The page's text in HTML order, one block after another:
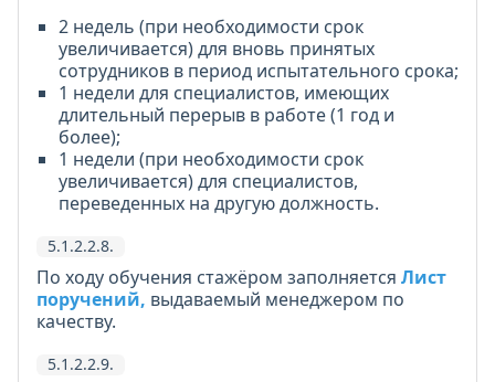
2 недель (при необходимости срок
увеличивается) для вновь принятых
сотрудников в период испытательного срока;
1 недели для специалистов, имеющих
длительный перерыв в работе (1 год и
более);
1 недели (при необходимости срок
увеличивается) для специалистов,
переведенных на другую должность.
5.1.2.2.8.
По ходу обучения стажёром заполняется Лист
поручений, выдаваемый менеджером по
качеству.
5.1.2.2.9.